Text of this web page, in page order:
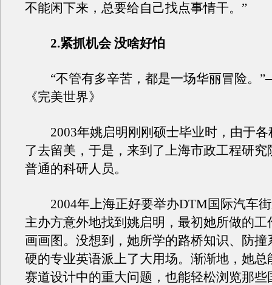
不能闲下来，总要给自己找点事情干。”
2.紧抓机会 没啥好怕
“不管有多辛苦，都是一场华丽冒险。
《完美世界》
2003年姚启明刚刚硕士毕业时，由于各
了去留美，于是，来到了上海市政工程研究
普通的科研人员。
2004年上海正好要举办DTM国际汽车街
主办方意外地找到姚启明，最初她所做的工
画画图。没想到，她所学的路桥知识、防撞
硬的专业英语派上了大用场。渐渐地，她总
赛道设计中的重大问题，也能轻松浏览那些